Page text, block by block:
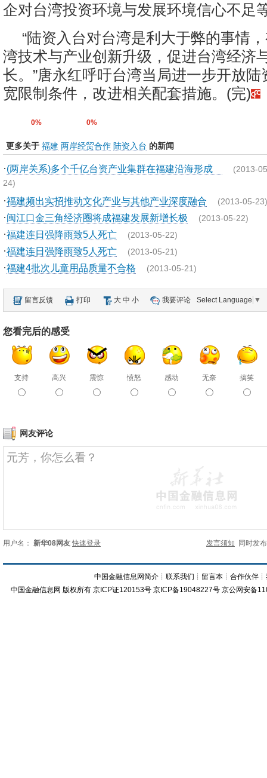
企对台湾投资环境与发展环境信心不足
“陆资入台对台湾是利大于弊的事情
湾技术与产业创新升级，促进台湾经济
长。”唐永红呼吁台湾当局进一步开放
宽限制条件，改进相关配套措施。(完)
0% 0%
更多关于 福建 两岸经贸合作 陆资入台 的新闻
·(两岸关系)多个千亿台资产业集群在福建沿海形成 (2013-
24)
·福建频出实招推动文化产业与其他产业深度融合 (2013-05-23)
·闽江口金三角经济圈将成福建发展新增长极 (2013-05-22)
·福建连日强降雨致5人死亡 (2013-05-22)
·福建连日强降雨致5人死亡 (2013-05-21)
·福建4批次儿童用品质量不合格 (2013-05-21)
留言反馈 打印 大 中 小 我要评论 Select Language ▼
您看完后的感受
支持 高兴 震惊 愤怒 感动 无奈 搞笑
网友评论
用户名： 新华08网友 快速登录 发言须知 同时发
中国金融信息网简介 ┊联系我们 ┊ 留言本 ┊合作伙伴 ┊
中国金融信息网 版权所有 京ICP证120153号 京ICP备19048227号 京公网安备